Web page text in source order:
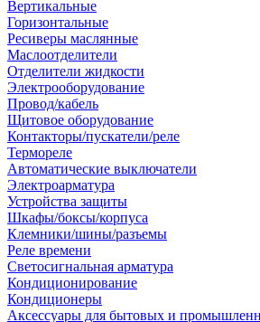
Вертикальные
Горизонтальные
Ресиверы маслянные
Маслоотделители
Отделители жидкости
Электрооборудование
Провод/кабель
Щитовое оборудование
Контакторы/пускатели/реле
Термореле
Автоматические выключатели
Электроарматура
Устройства защиты
Шкафы/боксы/корпуса
Клемники/шины/разъемы
Реле времени
Светосигнальная арматура
Кондиционирование
Кондиционеры
Аксессуары для бытовых и